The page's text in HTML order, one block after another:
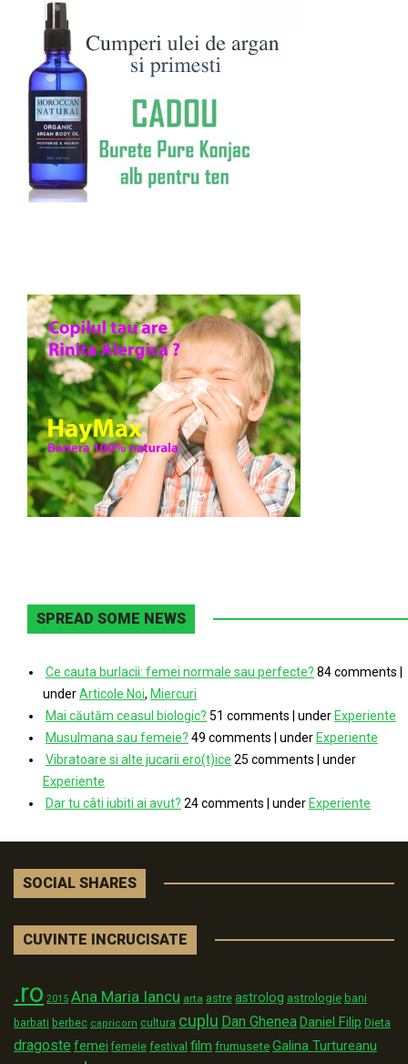
SPREAD SOME NEWS
Ce cauta burlacii: femei normale sau perfecte? 84 comments
underArticole Noi, Miercuri
Mai căutăm ceasul biologic? 51 comments under Experiente
Musulmana sau femeie? 49 comments under Experiente
Vibratoare si alte jucarii ero(t)ice 25 comments
under
Experiente
Dar tu câti iubiti ai avut? 24 comments under Experiente
SOCIAL SHARES
CUVINTE INCRUCISATE
.ro 2015 Ana Maria Iancu arta astre astrolog astrologie bani
barbati berbec capricorn cultura cuplu Dan GheneaDaniel Filip Dieta
dragoste femei femeie festival film frumusete Galina Turtureanu